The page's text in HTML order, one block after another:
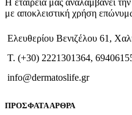
με αποκλειστική χρήση
Ελευθερίου Βενιζέλου 61,
T. (+30) 2221301364,
info@dermatoslife.gr
ΠΡΟΣΦΑΤΑ ΑΡΘΡΑ